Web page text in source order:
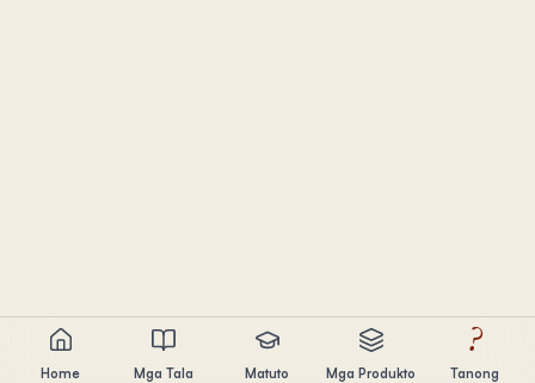
Home Mga Tala Matuto Mga Produkto
?
Tanong